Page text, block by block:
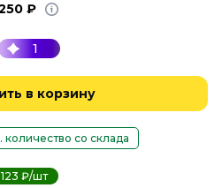
₽
1
в корзину
количество со склада
123 ₽/шт